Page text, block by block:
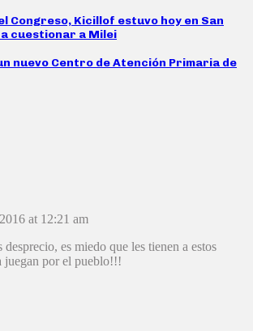
Congreso, Kicillof estuvo hoy en San
cuestionar a Milei
nuevo Centro de Atención Primaria de
at 12:21 am
es miedo que les tienen a estos
juegan por el pueblo!!!